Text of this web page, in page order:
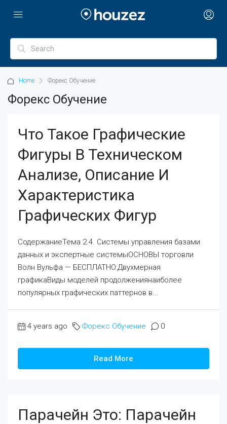
Home Форекс Обучение
Форекс Обучение
Что Такое Графические
Фигуры В Техническом
Анализе, Описание И
Характеристика
Графических Фигур
СодержаниеТема 2.4. Системы управления базами
данных и экспертные системыОСНОВЫ торговли
Волн Вульфа — БЕСПЛАТНО:Двухмерная
графикаВиды моделей продолжениянаиболее
популярных графических паттернов в...
4 years ago Форекс Обучение 0
Read More
Парачейн Это: Парачейн